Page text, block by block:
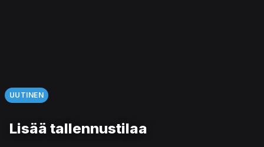
UUTINEN
Lisää tallennustilaa